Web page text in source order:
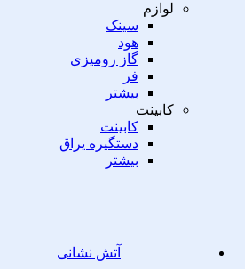
لوازم
سینک
هود
گاز رومیزی
فر
بیشتر
کابینت
کابینت
دستگیره یراق
بیشتر
آتش نشانی